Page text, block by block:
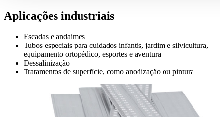
Aplicações industriais
Escadas e andaimes
Tubos especiais para cuidados infantis, jardim e silvicultura,
equipamento ortopédico, esportes e aventura
Dessalinização
Tratamentos de superfície, como anodização ou pintura